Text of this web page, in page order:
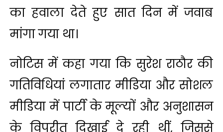
का हवाला देते हुए सात दिन में जवाब
मांगा गया था।
नोटिस में कहा गया कि सुरेश राठौर की
गतिविधियां लगातार मीडिया और सोशल
मीडिया में पार्टी के मूल्यों और अनुशासन
के विपरीत दिखाई दे रही थीं, जिससे